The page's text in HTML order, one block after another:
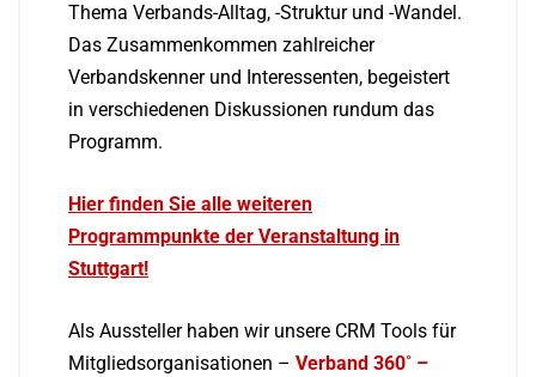
Thema Verbands-Alltag, -Struktur und -Wandel.
Das Zusammenkommen zahlreicher
Verbandskenner und Interessenten, begeistert
in verschiedenen Diskussionen rundum das
Programm.
Hier finden Sie alle weiteren
Programmpunkte der Veranstaltung in
Stuttgart!
Als Aussteller haben wir unsere CRM Tools für
Mitgliedsorganisationen – Verband 360˚ –